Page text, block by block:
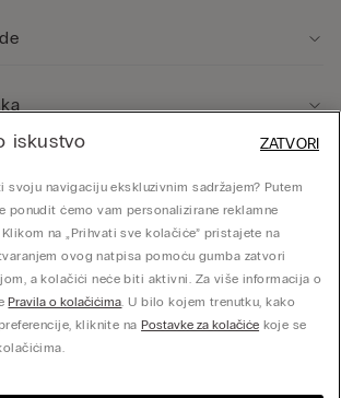
Baldo, 20 - 37062 - Dossobuono di Villafranca (VR) -
iskustvo
navigaciju ekskluzivnim sadržajem? Putem
ponudit ćemo vam personalizirane reklamne
na „Prihvati sve kolačiće” pristajete na
ovog natpisa pomoću gumba zatvori
a kolačići neće biti aktivni. Za više informacija o
Pravila o kolačićima. U bilo kojem trenutku, kako
kliknite naPostavke za kolačiće koje se
ZATVORI